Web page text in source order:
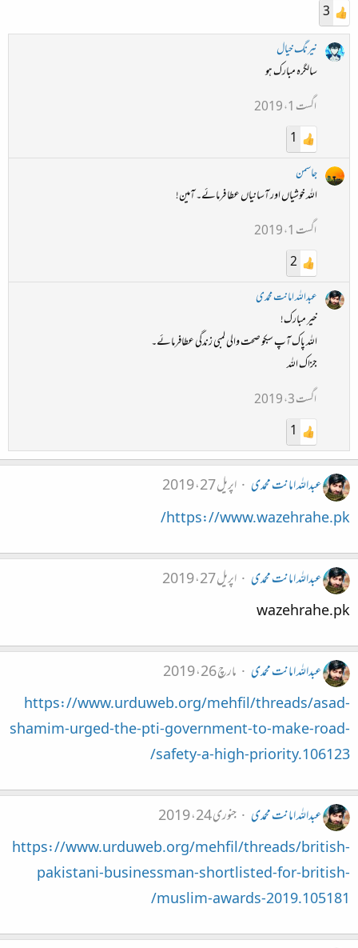
3
نیرنگ خیال
سالگرہ مبارک ہو
اگست 1، 2019
1
جاسمن
اللہ خوشیاں اور آسانیاں عطا فرمائے۔ آمین!
اگست 1، 2019
2
عبداللہ امانت محمدی
خیر مبارک!
اللہ پاک آپ سبکو صحت والی لمبی زندگی عطافرمائے۔
جزاک اللہ
اگست 3، 2019
1
عبداللہ امانت محمدی
اپریل 27، 2019
https://www.wazehrahe.pk/
عبداللہ امانت محمدی
اپریل 27، 2019
wazehrahe.pk
عبداللہ امانت محمدی
مارچ 26، 2019
https://www.urduweb.org/mehfil/threads/asad-
shamim-urged-the-pti-government-to-make-road-
safety-a-high-priority.106123/
عبداللہ امانت محمدی
جنوری 24، 2019
https://www.urduweb.org/mehfil/threads/british-
pakistani-businessman-shortlisted-for-british-
muslim-awards-2019.105181/